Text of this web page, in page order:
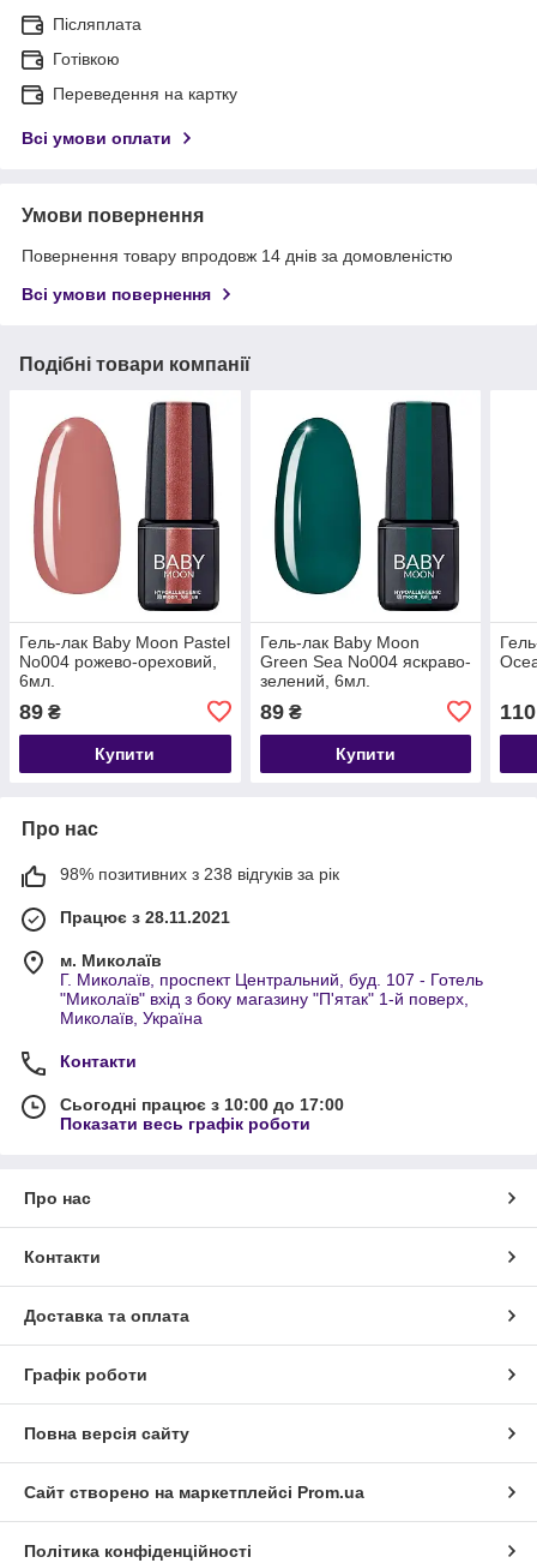
Післяплата
Готівкою
Переведення на картку
Всі умови оплати
Умови повернення
Повернення товару впродовж 14 днів за домовленістю
Всі умови повернення
Подібні товари компанії
Гель-лак Baby Moon Pastel
No004 рожево-ореховий,
6мл.
89 ₴
Купити
Гель-лак Baby Moon
Green Sea No004 яскраво-
зелений, 6мл.
89₴
Купити
110
Про нас
98% позитивних з 238 відгуків за рік
Працює з 28.11.2021
м. Миколаїв
Г. Миколаїв, проспект Центральний, буд. 107 - Готель
"Миколаїв" вхід з боку магазину "П'ятак" 1-й поверх,
Миколаїв, Україна
Контакти
Сьогодні працює з 10:00 до 17:00
Показати весь графік роботи
Про нас
Контакти
Доставка та оплата
Графік роботи
Повна версія сайту
Сайт створено на маркетплейсі Prom.ua
Політика конфіденційності